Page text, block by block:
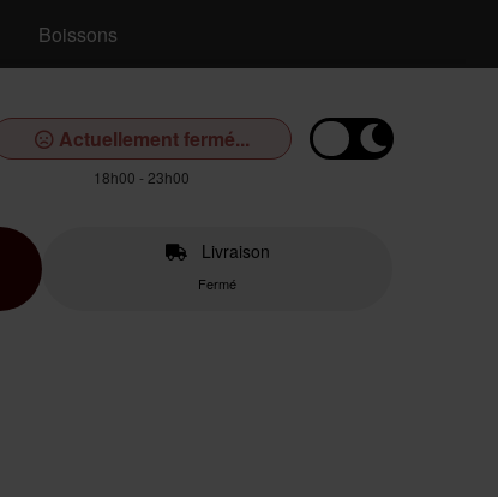
Boissons
Actuellement fermé...
18h00 - 23h00
Livraison
Fermé